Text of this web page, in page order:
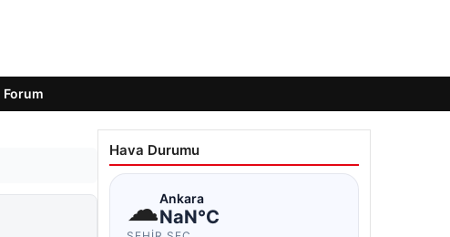
Forum
Hava Durumu
☁Ankara
NaN°C